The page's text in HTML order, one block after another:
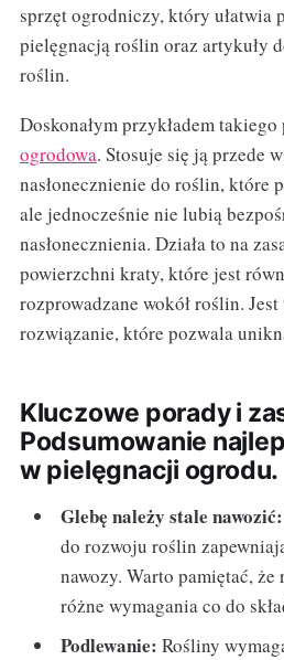
sprzęt ogrodniczy, który ułatwia
pielęgnacją roślin oraz artykuły
roślin.
Doskonałym przykładem
ogrodowa. Stosuje się ją przede
nasłonecznienie do roślin, które
ale jednocześnie nie lubią
nasłonecznienia. Działa to na
powierzchni kraty, które jest
rozprowadzane wokół roślin.
rozwiązanie, które pozwala
Kluczowe porady i
Podsumowanie
w pielęgnacji ogrodu.
Glebę należy stale nawozić:
do rozwoju roślin
nawozy. Warto pamiętać,
różne wymagania co do
Podlewanie: Rośliny